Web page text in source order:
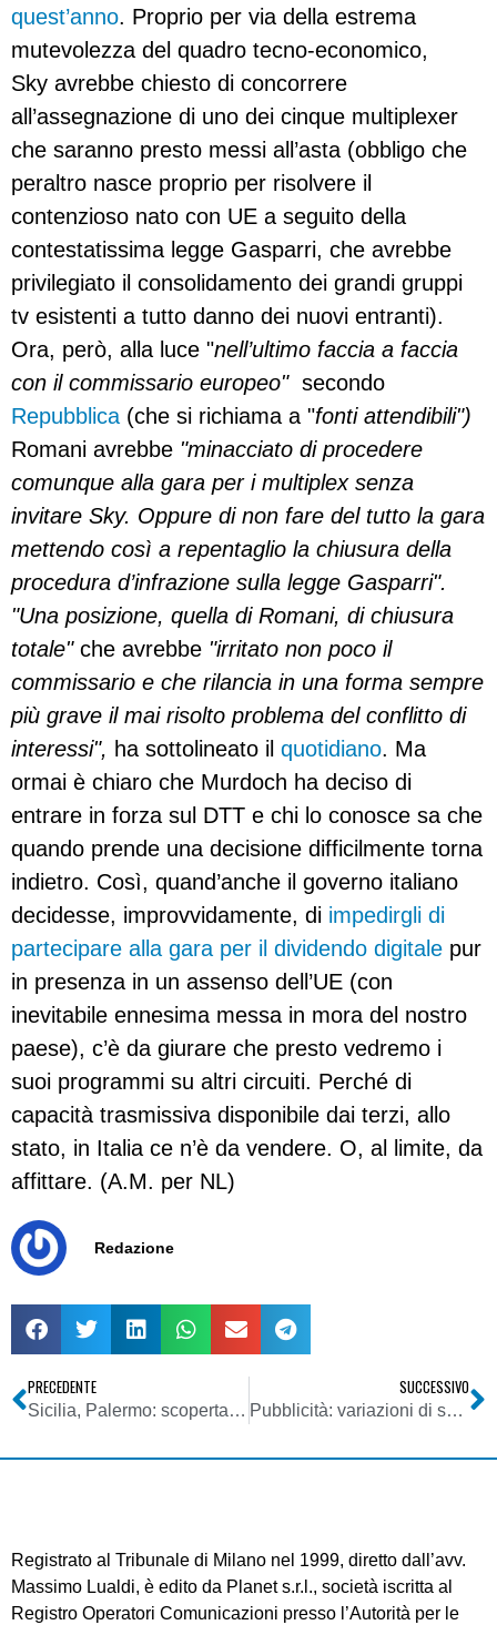
quest’anno. Proprio per via della estrema
mutevolezza del quadro tecno-economico,
Sky avrebbe chiesto di concorrere
all’assegnazione di uno dei cinque multiplexer
che saranno presto messi all’asta (obbligo che
peraltro nasce proprio per risolvere il
contenzioso nato con UE a seguito della
contestatissima legge Gasparri, che avrebbe
privilegiato il consolidamento dei grandi gruppi
tv esistenti a tutto danno dei nuovi entranti).
Ora, però, alla luce "nell’ultimo faccia a faccia
con il commissario europeo" secondo
Repubblica (che si richiama a "fonti attendibili")
Romani avrebbe "minacciato di procedere
comunque alla gara per i multiplex senza
invitare Sky. Oppure di non fare del tutto la gara
mettendo così a repentaglio la chiusura della
procedura d’infrazione sulla legge Gasparri".
"Una posizione, quella di Romani, di chiusura
totale"che avrebbe "irritato non poco il
commissario e che rilancia in una forma sempre
più grave il mai risolto problema del conflitto di
interessi", ha sottolineato il quotidiano. Ma
ormai è chiaro che Murdoch ha deciso di
entrare in forza sul DTT e chi lo conosce sa che
quando prende una decisione difficilmente torna
indietro. Così, quand’anche il governo italiano
decidesse, improvvidamente, di impedirgli di
partecipare alla gara per il dividendo digitale pur
in presenza in un assenso dell’UE (con
inevitabile ennesima messa in mora del nostro
paese), c’è da giurare che presto vedremo i
suoi programmi su altri circuiti. Perché di
capacità trasmissiva disponibile dai terzi, allo
stato, in Italia ce n’è da vendere. O, al limite, da
affittare. (A.M. per NL)
Redazione
PRECEDENTE
Sicilia, Palermo: scoperta (e sequestrata) radio FM pirata
SUCCESSIVO
Pubblicità: variazioni di segno positivo nel primo trimestre 2010. Bene soprattutto radio e Internet
Registrato al Tribunale di Milano nel 1999, diretto dall’avv.
Massimo Lualdi, è edito da Planet s.r.l., società iscritta al
Registro Operatori Comunicazioni presso l’Autorità per le